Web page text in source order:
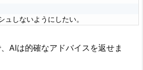
ュしないようにしたい。
AIは的確なアドバイスを返せま